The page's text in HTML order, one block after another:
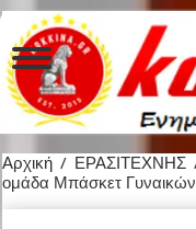
Αρχική / ΕΡΑΣΙΤΕΧΝΗΣ
ομάδα Μπάσκετ